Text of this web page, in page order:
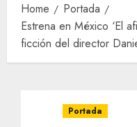
Home
Portada
Estrena en México ‘El
ficción del director
Portada